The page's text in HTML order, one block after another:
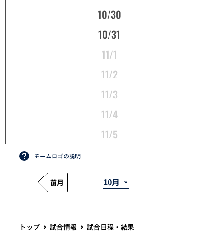
10/30
10/31
11/1
11/2
11/3
11/4
11/5
チームロゴの説明
前月
トップ 試合情報 試合日程・結果